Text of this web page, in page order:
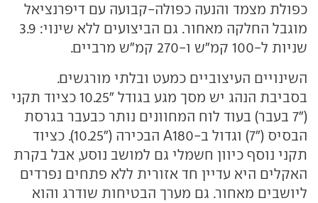
כפולת מצמד והנעה כפולה-קבועה עם דיפרנציאל
מוגבל החלקה מאחור. גם הביצועים ללא שינוי: 3.9
שניות ל-100 קמ"ש ו-270 קמ"ש מרביים.
השינויים העיצוביים כמעט ובלתי מורגשים.
בסביבת הנהג יש מסך מגע בגודל "10.25 כציוד תקני
("7 בעבר) בעוד לוח המחוונים נותר כבעבר בגרסת
הבסיס ("7) וגדול ב-A180 הבכירה ("10.25). כציוד
תקני נוסף כיוון חשמלי גם למושב נוסע, אבל בקרת
האקלים היא עדיין חד אזורית ללא פתחים נפרדים
ליושבים מאחור. גם מערך הבטיחות שודרג והוא